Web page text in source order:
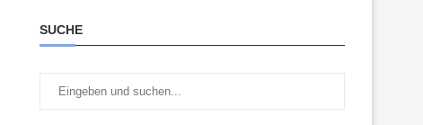
SUCHE